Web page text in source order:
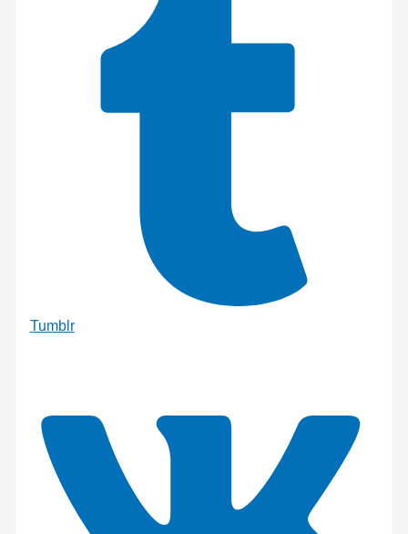
Tumblr